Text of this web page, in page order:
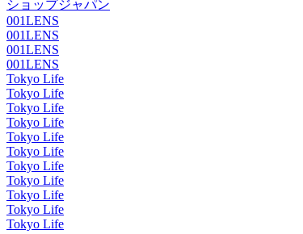
ショップジャパン
001LENS
001LENS
001LENS
001LENS
Tokyo Life
Tokyo Life
Tokyo Life
Tokyo Life
Tokyo Life
Tokyo Life
Tokyo Life
Tokyo Life
Tokyo Life
Tokyo Life
Tokyo Life